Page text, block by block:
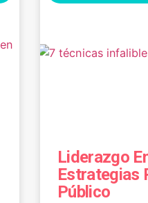
Liderazgo
Estrategias
Público